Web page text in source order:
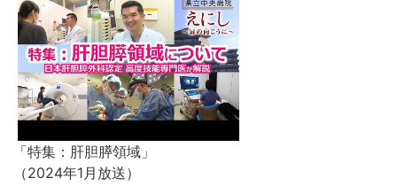
「特集：肝胆膵領域」
（2024年1月放送）